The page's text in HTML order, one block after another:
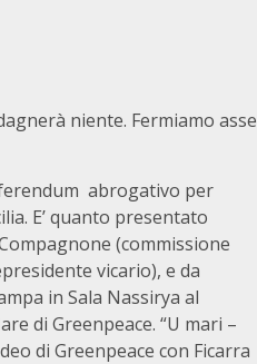
niente. Fermiamo asse
abrogativo per
E’ quanto presentato
(commissione
vicario), e da
in Sala Nassirya al
di Greenpeace. “U mari –
di Greenpeace con Ficarra